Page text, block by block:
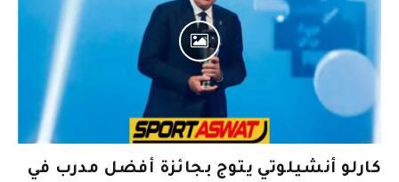
كارلو أنشيلوتي يتوج بجائزة أفضل مدرب في